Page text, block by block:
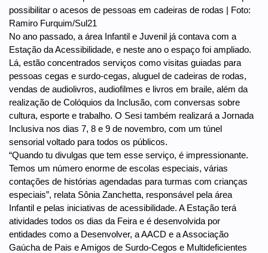
possibilitar o acesos de pessoas em cadeiras de rodas | Foto:
Ramiro Furquim/Sul21
No ano passado, a área Infantil e Juvenil já contava com a
Estação da Acessibilidade, e neste ano o espaço foi ampliado.
Lá, estão concentrados serviços como visitas guiadas para
pessoas cegas e surdo-cegas, aluguel de cadeiras de rodas,
vendas de audiolivros, audiofilmes e livros em braile, além da
realização de Colóquios da Inclusão, com conversas sobre
cultura, esporte e trabalho. O Sesi também realizará a Jornada
Inclusiva nos dias 7, 8 e 9 de novembro, com um túnel
sensorial voltado para todos os públicos.
“Quando tu divulgas que tem esse serviço, é impressionante.
Temos um número enorme de escolas especiais, várias
contações de histórias agendadas para turmas com crianças
especiais”, relata Sônia Zanchetta, responsável pela área
Infantil e pelas iniciativas de acessibilidade. A Estação terá
atividades todos os dias da Feira e é desenvolvida por
entidades como a Desenvolver, a AACD e a Associação
Gaúcha de Pais e Amigos de Surdo-Cegos e Multideficientes